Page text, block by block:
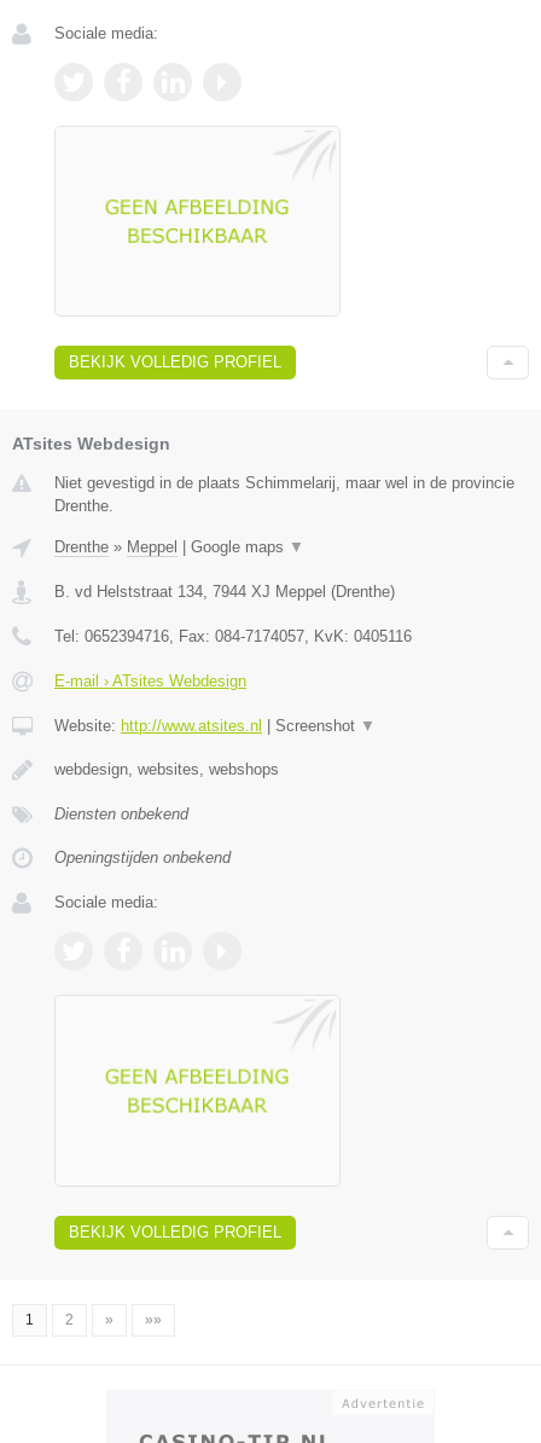
Sociale media:
BEKIJK VOLLEDIG PROFIEL
ATsites Webdesign
Niet gevestigd in de plaats Schimmelarij, maar wel in de provincie
Drenthe.
Drenthe » Meppel Google maps ▼
B. vd Helststraat 134, 7944 XJ Meppel (Drenthe)
Tel: 0652394716, Fax: 084-7174057, KvK: 0405116
E-mail › ATsites Webdesign
Website: http://www.atsites.nl Screenshot ▼
webdesign, websites, webshops
Diensten onbekend
Openingstijden onbekend
Sociale media:
BEKIJK VOLLEDIG PROFIEL
1 2 » »»